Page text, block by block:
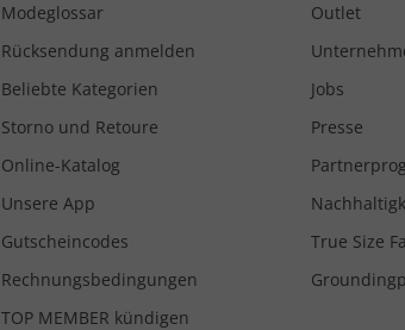
Modeglossar
Rücksendung anmelden
Beliebte Kategorien
Storno und Retoure
Online-Katalog
Unsere App
Gutscheincodes
Rechnungsbedingungen
TOP MEMBER kündigen
Outlet
Jobs
Presse
True Size